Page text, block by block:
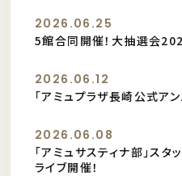
2026.06.25
5館合同開催！大抽選会
2026.06.12
「アミュプラザ長崎公式ア
2026.06.08
「アミュサスティナ部」スタ
ライブ開催！